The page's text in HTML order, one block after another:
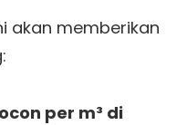
akan memberikan
per m³ di